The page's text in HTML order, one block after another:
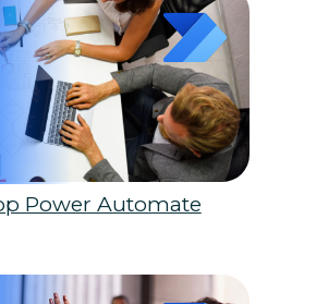
Power Automate